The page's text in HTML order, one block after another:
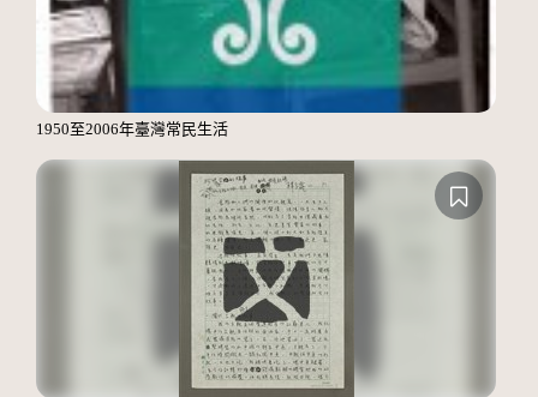
1950至2006年臺灣常民生活